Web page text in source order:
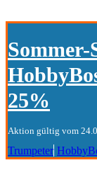
Sommer-
25%
Aktion gültig vom
Trumpeter